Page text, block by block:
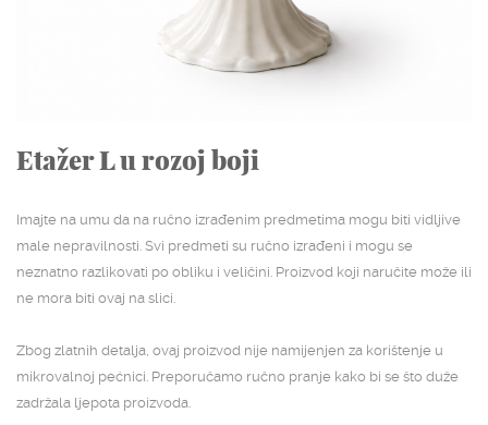
Etažer L u rozoj boji
Imajte na umu da na ručno izrađenim predmetima mogu biti vidljive
male nepravilnosti. Svi predmeti su ručno izrađeni i mogu se
neznatno razlikovati po obliku i veličini. Proizvod koji naručite može ili
ne mora biti ovaj na slici.
Zbog zlatnih detalja, ovaj proizvod nije namijenjen za korištenje u
mikrovalnoj pećnici. Preporučamo ručno pranje kako bi se što duže
zadržala ljepota proizvoda.